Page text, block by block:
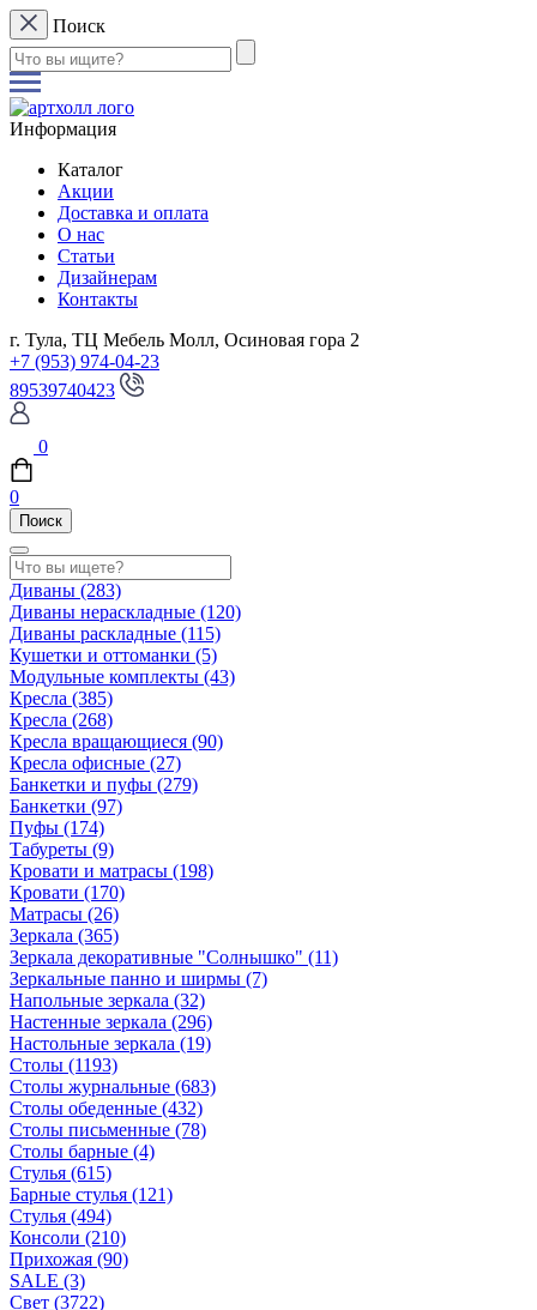
Поиск
Информация
Каталог
Акции
Доставка и оплата
О нас
Статьи
Дизайнерам
Контакты
г. Тула, ТЦ Мебель Молл, Осиновая гора 2
+7 (953) 974-04-23
89539740423
0
0
Поиск
Диваны (283)
Диваны нераскладные (120)
Диваны раскладные (115)
Кушетки и оттоманки (5)
Модульные комплекты (43)
Кресла (385)
Кресла (268)
Кресла вращающиеся (90)
Кресла офисные (27)
Банкетки и пуфы (279)
Банкетки (97)
Пуфы (174)
Табуреты (9)
Кровати и матрасы (198)
Кровати (170)
Матрасы (26)
Зеркала (365)
Зеркала декоративные "Солнышко" (11)
Зеркальные панно и ширмы (7)
Напольные зеркала (32)
Настенные зеркала (296)
Настольные зеркала (19)
Столы (1193)
Столы журнальные (683)
Столы обеденные (432)
Столы письменные (78)
Столы барные (4)
Стулья (615)
Барные стулья (121)
Стулья (494)
Консоли (210)
Прихожая (90)
SALE (3)
Свет (3722)